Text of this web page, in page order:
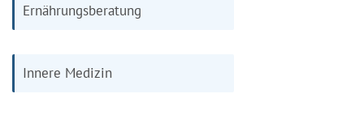
Ernährungsberatung
Innere Medizin